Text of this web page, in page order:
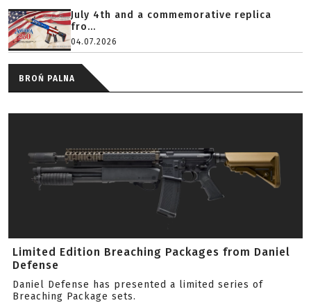
July 4th and a commemorative replica
fro...
04.07.2026
BROŃ PALNA
Limited Edition Breaching Packages from Daniel
Defense
Daniel Defense has presented a limited series of
Breaching Package sets.